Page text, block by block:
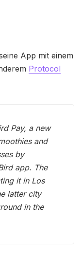
App mit einem
Protocol
Pay, a new
and
by
app. The
it in Los
latter city
in the